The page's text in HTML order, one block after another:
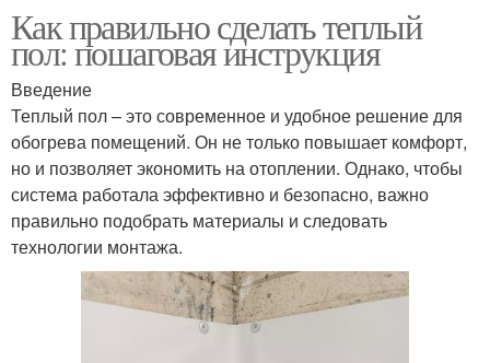
Как правильно сделать теплый
пол: пошаговая инструкция
Введение
Теплый пол – это современное и удобное решение для
обогрева помещений. Он не только повышает комфорт,
но и позволяет экономить на отоплении. Однако, чтобы
система работала эффективно и безопасно, важно
правильно подобрать материалы и следовать
технологии монтажа.